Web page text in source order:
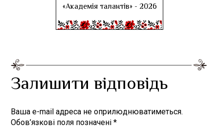
«Академія талантів» - 2026
Залишити відповідь
Ваша e-mail адреса не оприлюднюватиметься.
Обов’язкові поля позначені*